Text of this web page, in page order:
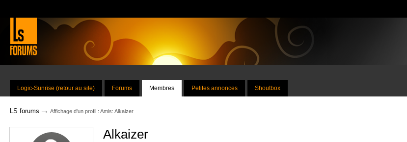
Logic-Sunrise (retour au site) Forums Membres Petites annonces Shoutbox
LS forums → Affichage d'un profil : Amis: Alkaizer
Alkaizer